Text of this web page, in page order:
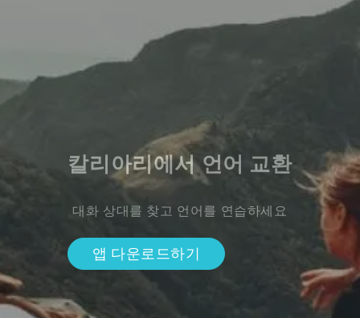
칼리아리에서 언어 교환
대화 상대를 찾고 언어를 연습하세요
앱 다운로드하기